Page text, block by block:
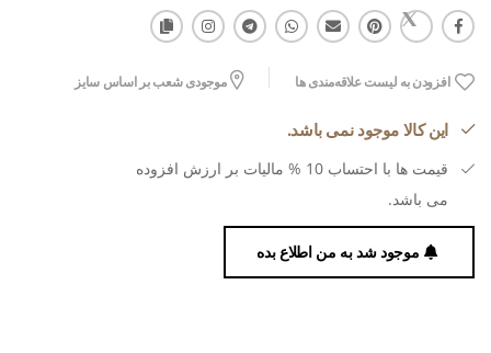
افزودن به لیست علاقه‌مندی ها موجودی شعب بر اساس سایز
این کالا موجود نمی باشد.
قیمت ها با احتساب 10 % مالیات بر ارزش افزوده
می باشد.
موجود شد به من اطلاع بده